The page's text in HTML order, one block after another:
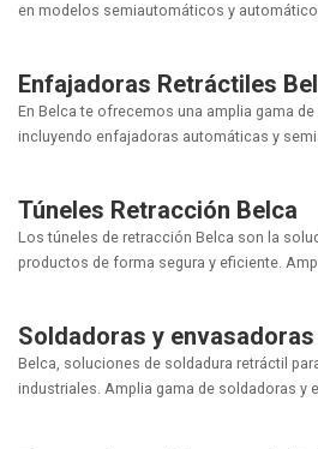
en modelos semiautomáticos y
Enfajadoras Retráctiles
En Belca te ofrecemos una amplia gama
incluyendo enfajadoras automáticas y
Túneles Retracción Belca
Los túneles de retracción Belca son la
productos de forma segura y eficiente.
Soldadoras y
Belca, soluciones de soldadura retráctil
industriales. Amplia gama de soldadoras y